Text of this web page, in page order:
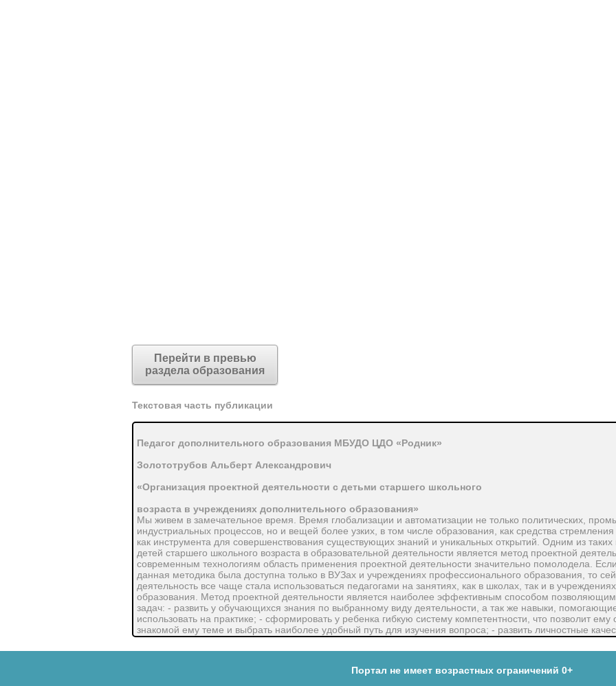
Перейти в превью
раздела образования
Текстовая часть публикации
Педагог дополнительного образования МБУДО ЦДО «Родник»
Золототрубов Альберт Александрович
«Организация проектной деятельности с детьми старшего школьного
возраста в учреждениях дополнительного образования»
Мы живем в замечательное время. Время глобализации и автоматизации не только политических,
индустриальных процессов, но и вещей более узких, в том числе образования, как средства
как инструмента для совершенствования существующих знаний и уникальных открытий. Одним из таких
детей старшего школьного возраста в образовательной деятельности является метод проектной
современным технологиям область применения проектной деятельности значительно помолодела. Если
данная методика была доступна только в ВУЗах и учреждениях профессионального образования, то
деятельность все чаще стала использоваться педагогами на занятиях, как в школах, так и в
образования. Метод проектной деятельности является наиболее эффективным способом позволяющим
задач: - развить у обучающихся знания по выбранному виду деятельности, а так же навыки,
использовать на практике; - сформировать у ребенка гибкую систему компетентности, что позволит
знакомой ему теме и выбрать наиболее удобный путь для изучения вопроса; - развить личностные
работать в команде, быть ответственным и инициативным. Проектная деятельность для ребенка есть не
которой ребенок создает свою «среду», где обитают его вопросы и ответы, цели и задачи, сложности
позволяет сформировать некоторую познавательную самостоятельность у детей, раскрыть их скрытый
Портал не имеет возрастных ограничений 0+